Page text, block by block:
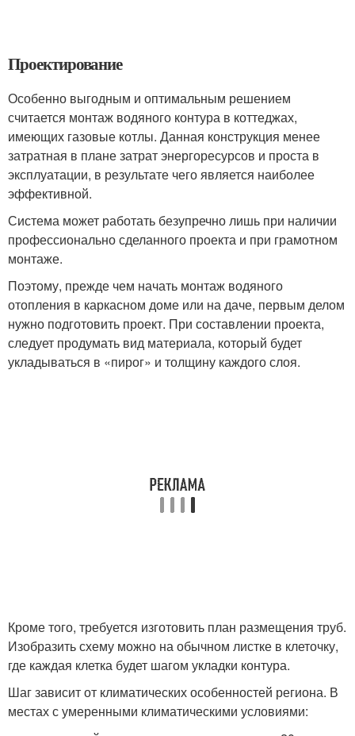
Проектирование
Особенно выгодным и оптимальным решением
считается монтаж водяного контура в коттеджах,
имеющих газовые котлы. Данная конструкция менее
затратная в плане затрат энергоресурсов и проста в
эксплуатации, в результате чего является наиболее
эффективной.
Система может работать безупречно лишь при наличии
профессионально сделанного проекта и при грамотном
монтаже.
Поэтому, прежде чем начать монтаж водяного
отопления в каркасном доме или на даче, первым делом
нужно подготовить проект. При составлении проекта,
следует продумать вид материала, который будет
укладываться в «пирог» и толщину каждого слоя.
Кроме того, требуется изготовить план размещения труб.
Изобразить схему можно на обычном листке в клеточку,
где каждая клетка будет шагом укладки контура.
Шаг зависит от климатических особенностей региона. В
местах с умеренными климатическими условиями: